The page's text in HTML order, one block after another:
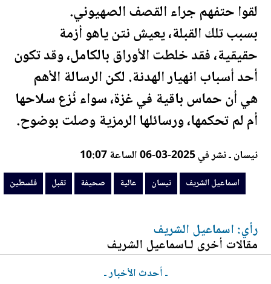
لقوا حتفهم جراء القصف الصهيوني.
بسبب تلك القبلة، يعيش نتن ياهو أزمة
حقيقية، فقد خلطت الأوراق بالكامل، وقد تكون
أحد أسباب انهيار الهدنة. لكن الرسالة الأهم
هي أن حماس باقية في غزة، سواء نُزع سلاحها
أم لم تحكمها، ورسائلها الرمزية وصلت بوضوح.
نيسان ـ نشر في 2025-03-06 الساعة 10:07
اسماعيل الشريف نيسان عالية صحيفة تقبل فلسطين
رأي: اسماعيل الشريف
مقالات أخرى لـاسماعيل الشريف
ـ أحدث الأخبار ـ